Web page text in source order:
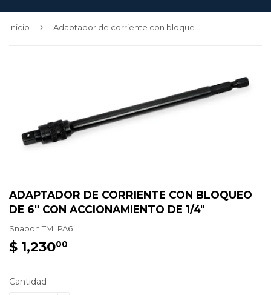
Inicio ›
ADAPTADOR DE CORRIENTE CON BLOQUEO
DE 6" CON ACCIONAMIENTO DE 1/4"
Snapon TMLPA6
$ 1,23000
Cantidad